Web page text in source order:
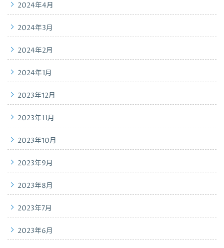
2024年4月
2024年3月
2024年2月
2024年1月
2023年12月
2023年11月
2023年10月
2023年9月
2023年8月
2023年7月
2023年6月